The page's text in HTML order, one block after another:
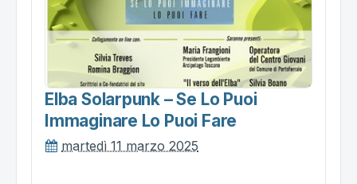
Elba Solarpunk – Se Lo Puoi
Immaginare Lo Puoi Fare
martedì 11 marzo 2025